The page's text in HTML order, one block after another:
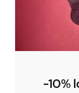
-10%